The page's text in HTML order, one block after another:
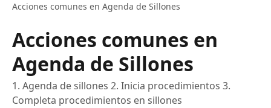
Acciones comunes en Agenda de Sillones
Acciones comunes en
Agenda de Sillones
1. Agenda de sillones 2. Inicia procedimientos 3.
Completa procedimientos en sillones